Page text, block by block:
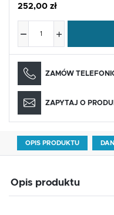
252,00 zł
ZAMÓW
ZAPYTAJ O
OPIS PRODUKTU
Opis produktu